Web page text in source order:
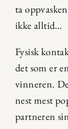
ta
ikke alltid…
Fysisk
det som er
vinneren.
nest mest
partneren